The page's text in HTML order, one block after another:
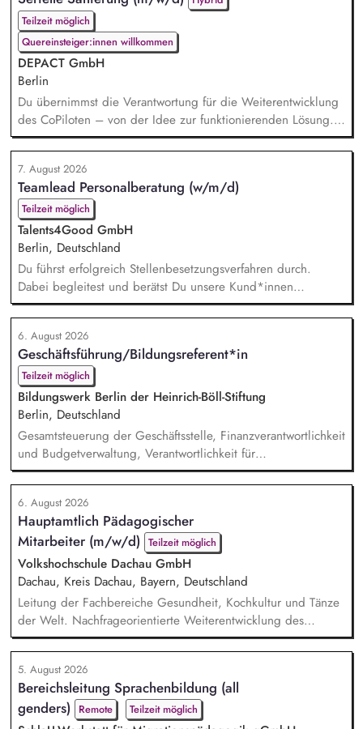
Teilzeit möglich
Quereinsteiger:innen willkommen
DEPACT GmbH
Berlin
Du übernimmst die Verantwortung für die Weiterentwicklung
des CoPiloten – von der Idee zur funktionierenden Lösung.
Im Zentrum stehen die Umsetzung und Implementierung: Du
verstehst die zugrunde liegenden Prozesse, optimierst sie,
und entwickelst daraus unser Produkt weiter, zusammen mit
unseren Partnern der Branche.
7. August 2026
Teamlead Personalberatung (w/m/d)
Teilzeit möglich
Talents4Good GmbH
Berlin, Deutschland
Du führst erfolgreich Stellenbesetzungsverfahren durch.
Dabei begleitest und berätst Du unsere Kund*innen
partnerschaftlich – vom Auftaktbriefing bis zur erfolgreichen
Besetzung. Du hältst die Fäden in unserem Team
Personalberatung zusammen und bist erste*r
Ansprechpartner*in sowie wichtigste*r Sparringspartner*in
für drei Kolleg*innen. Zudem bist Du Teil des Leitungskreises
zur strategisch...
6. August 2026
Geschäftsführung/Bildungsreferent*in
Teilzeit möglich
Bildungswerk Berlin der Heinrich-Böll-Stiftung
Berlin, Deutschland
Gesamtsteuerung der Geschäftsstelle, Finanzverantwortlichkeit
und Budgetverwaltung, Verantwortlichkeit für
Zuwendungsanträge, Verwendungsnachweise und
Sachberichte für unterschiedliche Zuwendungsgeber,
Kommunikation mit Zuwendungsgebern, Personalführung
(Personalfürsorge, Mitarbeiter*innengespräche), Entwicklung
von Leitlinien des Bildungsprogramms, Gremien- und
politische Vernetzungsarbeit...
6. August 2026
Hauptamtlich Pädagogischer
Mitarbeiter (m/w/d) Teilzeit möglich
Volkshochschule Dachau GmbH
Dachau, Kreis Dachau, Bayern, Deutschland
Leitung der Fachbereiche Gesundheit, Kochkultur und Tänze
der Welt. Nachfrageorientierte Weiterentwicklung des
Programmangebotes. Pädagogische Planung, inhaltliche
Entwicklung des Profils und Organisation des Angebots.
Fachliche Auswahl von Kursleitenden sowie deren
methodische und didaktische Beratung. Budgetsteuerung
sowie betriebswirtschaftliche Planung in den betreffenden
5. August 2026
Bereichsleitung Sprachenbildung (all
genders)
Remote Teilzeit möglich